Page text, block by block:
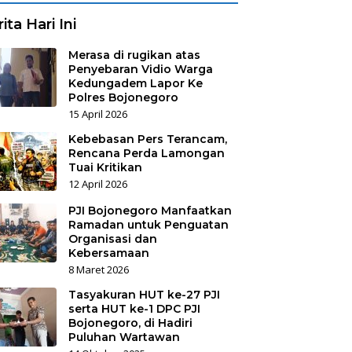
Hari Ini
Merasa di rugikan atas
Penyebaran Vidio Warga
Kedungadem Lapor Ke
Polres Bojonegoro
15 April 2026
Kebebasan Pers Terancam,
Rencana Perda Lamongan
Tuai Kritikan
12 April 2026
PJI Bojonegoro Manfaatkan
Ramadan untuk Penguatan
Organisasi dan
Kebersamaan
8 Maret 2026
Tasyakuran HUT ke-27 PJI
serta HUT ke-1 DPC PJI
Bojonegoro, di Hadiri
Puluhan Wartawan